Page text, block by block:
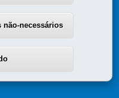
não-necessários